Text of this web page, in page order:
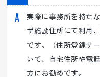
実際に事務所を持た
ザ施設住所にて利用
です。（住所登録サ
いて、自宅住所や電
方にお勧めです。